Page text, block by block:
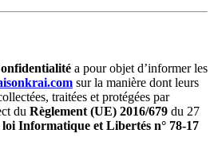
a pour objet d’informer les
sur la manière dont leurs
traitées et protégées par
du Règlement (UE) 2016/679 du 27
loi Informatique et Libertés n° 78-17